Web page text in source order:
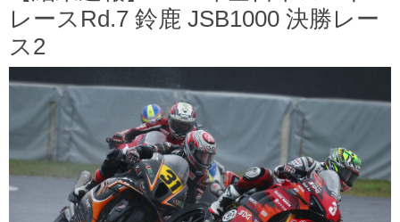
レースRd.7 鈴鹿 JSB1000 決勝レー
ス2